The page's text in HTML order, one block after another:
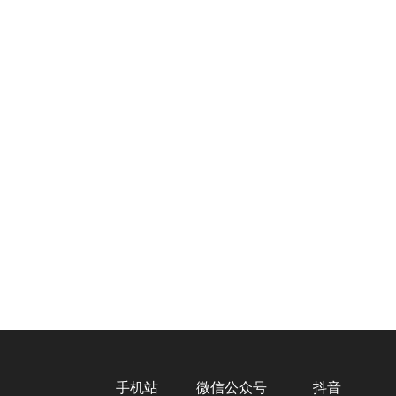
手机站 微信公众号 抖音